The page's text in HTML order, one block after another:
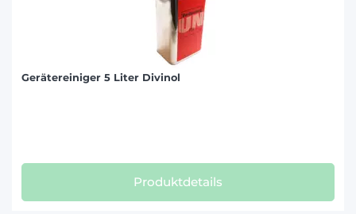
Gerätereiniger 5 Liter Divinol
Produktdetails